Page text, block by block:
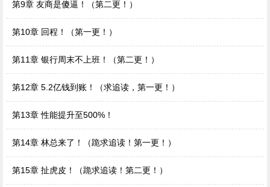
第9章 友商是傻逼！（第二更！）
第10章 回程！（第一更！）
第11章 银行周末不上班！（第二更！）
第12章 5.2亿钱到账！（求追读，第一更！）
第13章 性能提升至500%！
第14章 林总来了！（跪求追读！第一更！）
第15章 扯虎皮！（跪求追读！第二更！）